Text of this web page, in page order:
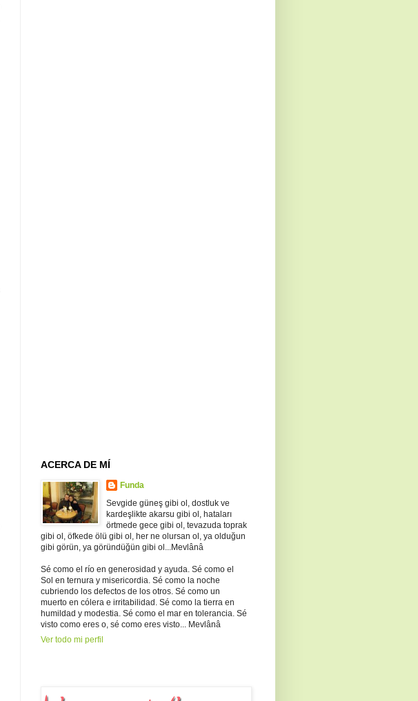
ACERCA DE MÍ
Funda
Sevgide güneş gibi ol, dostluk ve
kardeşlikte akarsu gibi ol, hataları
örtmede gece gibi ol, tevazuda toprak
gibi ol, öfkede ölü gibi ol, her ne olursan ol, ya olduğun
gibi görün, ya göründüğün gibi ol...Mevlânâ
Sé como el río en generosidad y ayuda. Sé como el
Sol en ternura y misericordia. Sé como la noche
cubriendo los defectos de los otros. Sé como un
muerto en cólera e irritabilidad. Sé como la tierra en
humildad y modestia. Sé como el mar en tolerancia. Sé
visto como eres o, sé como eres visto... Mevlânâ
Ver todo mi perfil